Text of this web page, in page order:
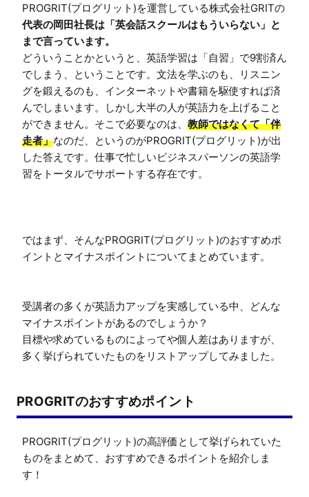
PROGRIT(プログリット)を運営している株式会社GRITの
代表の岡田社長は「英会話スクールはもういらない」と
まで言っています。
どういうことかというと、英語学習は「自習」で9割済ん
でしまう、ということです。文法を学ぶのも、リスニン
グを鍛えるのも、インターネットや書籍を駆使すれば済
んでしまいます。しかし大半の人が英語力を上げること
ができません。そこで必要なのは、 教師ではなくて「伴
走者」なのだ、というのがPROGRIT(プログリット)が出
した答えです。仕事で忙しいビジネスパーソンの英語学
習をトータルでサポートする存在です。
ではまず、そんなPROGRIT(プログリット)のおすすめポ
イントとマイナスポイントについてまとめています。
受講者の多くが英語力アップを実感している中、どんな
マイナスポイントがあるのでしょうか？
目標や求めているものによってや個人差はありますが、
多く挙げられていたものをリストアップしてみました。
PROGRITのおすすめポイント
PROGRIT(プログリット)の高評価として挙げられていた
ものをまとめて、おすすめできるポイントを紹介しま
す！